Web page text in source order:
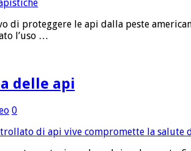
di proteggere le api dalla peste
l’uso …
delle api
0